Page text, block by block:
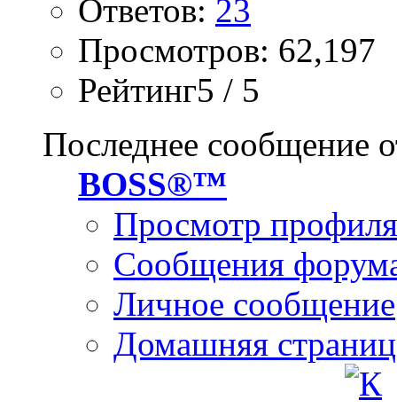
Ответов: 23
Просмотров: 62,197
Рейтинг5 / 5
Последнее сообщение
BOSS®™
Просмотр профиля
Сообщения
Личное сообщение
Домашняя